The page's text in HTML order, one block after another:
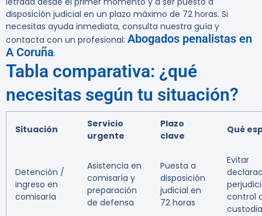
disposición judicial en un plazo máximo de 72 horas. Si
necesitas ayuda inmediata, consulta nuestra guía y
contacta con un profesional: Abogados penalistas en
A Coruña.
Tabla comparativa: ¿qué
necesitas según tu situación?
Situación
Servicio
urgente
Plazo
clave
Qué
Detención /
ingreso en
comisaría
Asistencia en
comisaría y
preparación
de defensa
Puesta a
disposición
judicial en
72 horas
Evitar
control
custodia